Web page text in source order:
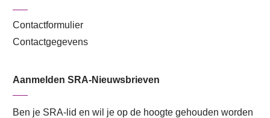
Contactformulier
Contactgegevens
Aanmelden SRA-Nieuwsbrieven
Ben je SRA-lid en wil je op de hoogte gehouden worden